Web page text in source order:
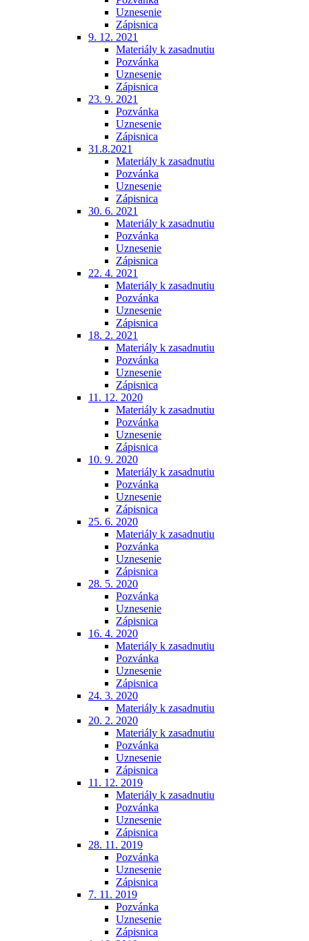
Uznesenie
Zápisnica
9. 12. 2021
Materiály k zasadnutiu
Pozvánka
Uznesenie
Zápisnica
23. 9. 2021
Pozvánka
Uznesenie
Zápisnica
31.8.2021
Materiály k zasadnutiu
Pozvánka
Uznesenie
Zápisnica
30. 6. 2021
Materiály k zasadnutiu
Pozvánka
Uznesenie
Zápisnica
22. 4. 2021
Materiály k zasadnutiu
Pozvánka
Uznesenie
Zápisnica
18. 2. 2021
Materiály k zasadnutiu
Pozvánka
Uznesenie
Zápisnica
11. 12. 2020
Materiály k zasadnutiu
Pozvánka
Uznesenie
Zápisnica
10. 9. 2020
Materiály k zasadnutiu
Pozvánka
Uznesenie
Zápisnica
25. 6. 2020
Materiály k zasadnutiu
Pozvánka
Uznesenie
Zápisnica
28. 5. 2020
Pozvánka
Uznesenie
Zápisnica
16. 4. 2020
Materiály k zasadnutiu
Pozvánka
Uznesenie
Zápisnica
24. 3. 2020
Materiály k zasadnutiu
20. 2. 2020
Materiály k zasadnutiu
Pozvánka
Uznesenie
Zápisnica
11. 12. 2019
Materiály k zasadnutiu
Pozvánka
Uznesenie
Zápisnica
28. 11. 2019
Pozvánka
Uznesenie
Zápisnica
7. 11. 2019
Pozvánka
Uznesenie
Zápisnica